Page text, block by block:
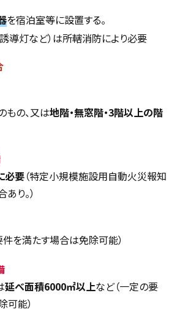
を宿泊室等に設置する。
導灯など）は所轄消防により必要
もの、又は地階・無窓階・3階以上の階
必要（特定小規模施設用自動火災報知
り。）
件を満たす場合は免除可能）
延べ面積6000㎡以上など（一定の要
能）